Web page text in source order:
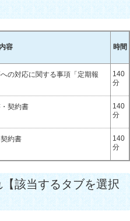
容 時間
の対応に関する事項「定期報
140
分
契約書
140
分
約書
140
分
該当するタブを選択